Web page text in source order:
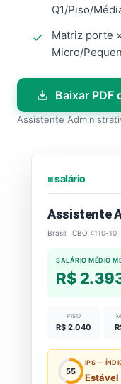
Q1/Piso/
Matriz porte
Micro/
Baixar PDF
Assistente
⏐⏐⏐ salário
Assistente
Brasil · CBO 4110-10
SALÁRIO MÉDIO
R$
PISO
R$ 2.040
55
IPS —
Estável